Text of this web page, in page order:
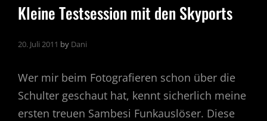
Kleine Testsession mit den Skyports
20. Juli 2011 by Dani
Wer mir beim Fotografieren schon über die
Schulter geschaut hat, kennt sicherlich meine
ersten treuen Sambesi Funkauslöser. Diese